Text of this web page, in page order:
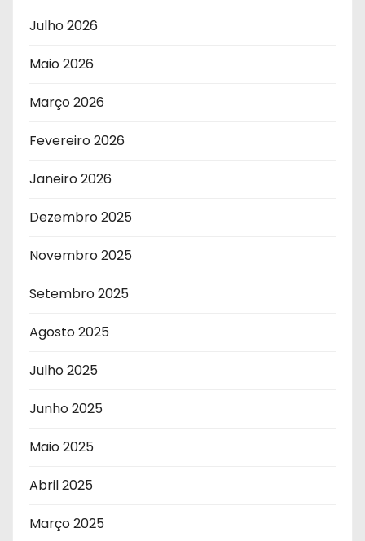
Julho 2026
Maio 2026
Março 2026
Fevereiro 2026
Janeiro 2026
Dezembro 2025
Novembro 2025
Setembro 2025
Agosto 2025
Julho 2025
Junho 2025
Maio 2025
Abril 2025
Março 2025